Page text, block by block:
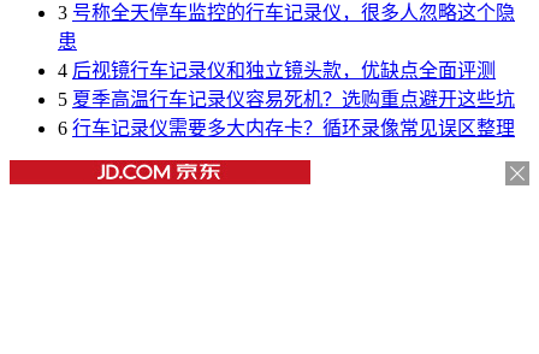
3 号称全天停车监控的行车记录仪，很多人忽略这个隐
患
4 后视镜行车记录仪和独立镜头款，优缺点全面评测
5 夏季高温行车记录仪容易死机？选购重点避开这些坑
6 行车记录仪需要多大内存卡？循环录像常见误区整理